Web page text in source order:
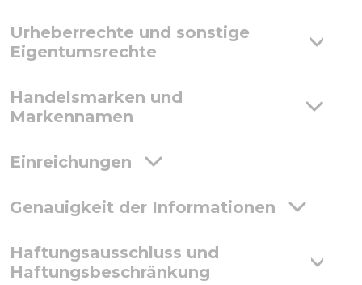
Urheberrechte und sonstige
Eigentumsrechte
Handelsmarken und
Markennamen
Einreichungen
Genauigkeit der Informationen
Haftungsausschluss und
Haftungsbeschränkung